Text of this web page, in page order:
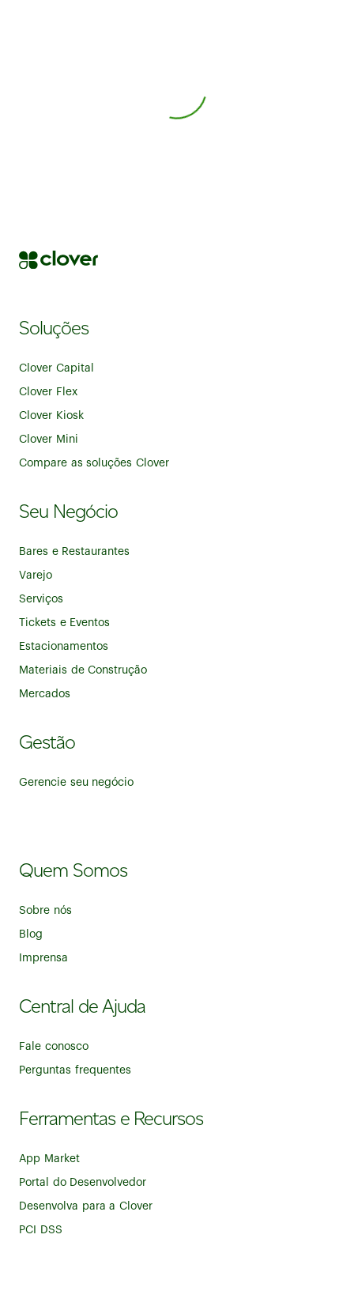
Soluções
Clover Capital
Clover Flex
Clover Kiosk
Clover Mini
Compare as soluções Clover
Seu Negócio
Bares e Restaurantes
Varejo
Serviços
Tickets e Eventos
Estacionamentos
Materiais de Construção
Mercados
Gestão
Gerencie seu negócio
Quem Somos
Sobre nós
Blog
Imprensa
Central de Ajuda
Fale conosco
Perguntas frequentes
Ferramentas e Recursos
App Market
Portal do Desenvolvedor
Desenvolva para a Clover
PCI DSS